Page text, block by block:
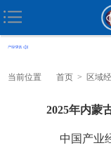
当前位置 首页 > 区域
2025年内蒙
中国产业